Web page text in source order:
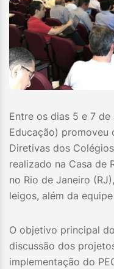
Entre os dias 5 e 7 de
Educação) promoveu
Diretivas dos
realizado na Casa de
no Rio de Janeiro
leigos, além da
O objetivo principal
discussão dos
implementação do